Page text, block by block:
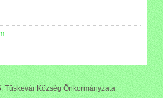
Tüskevár Község Önkormányzata